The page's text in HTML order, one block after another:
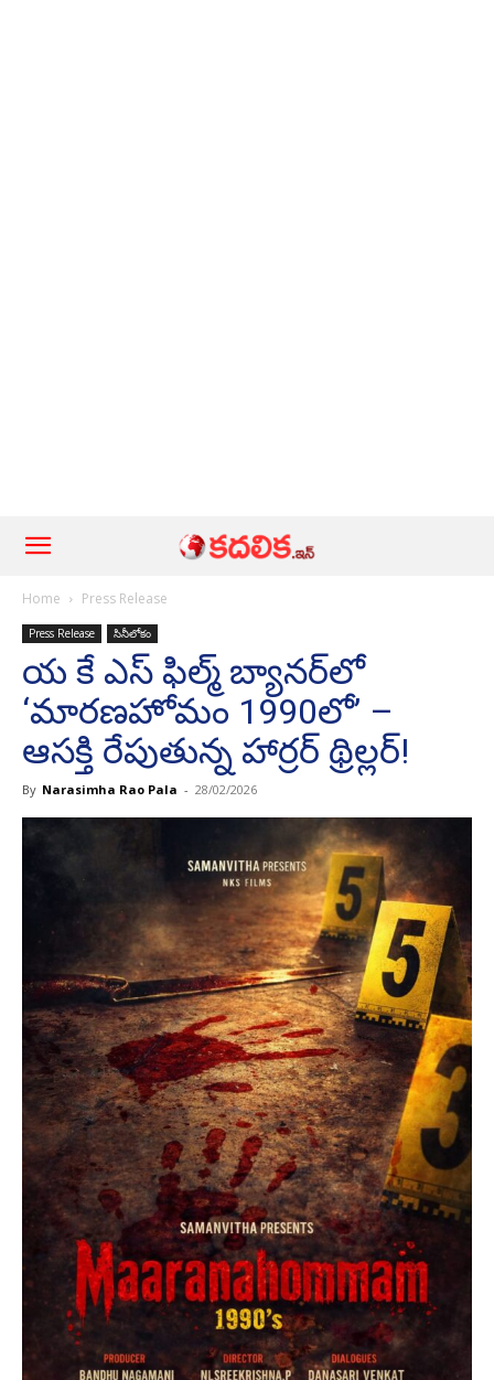
Home Press Release
Press Release సినీలోకం
య కే ఎస్ ఫిల్మ్ బ్యానర్‌లో
‘మారణహోమం 1990లో’ –
ఆసక్తి రేపుతున్న హార్రర్ థ్రిల్లర్!
By Narasimha Rao Pala - 28/02/2026